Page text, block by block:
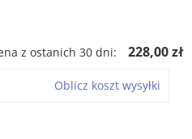
z ostanich 30 dni: 228,00 zł
Oblicz koszt wysyłki